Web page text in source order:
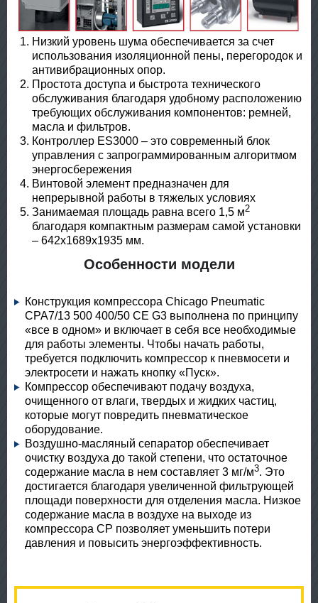
Низкий уровень шума обеспечивается за счет
использования изоляционной пены, перегородок и
антивибрационных опор.
Простота доступа и быстрота технического
обслуживания благодаря удобному расположению
требующих обслуживания компонентов: ремней,
масла и фильтров.
Контроллер ES3000 – это современный блок
управления с запрограммированным алгоритмом
энергосбережения
Винтовой элемент предназначен для
непрерывной работы в тяжелых условиях
Занимаемая площадь равна всего 1,5 м2
благодаря компактным размерам самой установки
– 642x1689x1935 мм.
Особенности модели
Конструкция компрессора Chicago Pneumatic
CPA7/13 500 400/50 CE G3 выполнена по принципу
«все в одном» и включает в себя все необходимые
для работы элементы. Чтобы начать работы,
требуется подключить компрессор к пневмосети и
электросети и нажать кнопку «Пуск».
Компрессор обеспечивают подачу воздуха,
очищенного от влаги, твердых и жидких частиц,
которые могут повредить пневматическое
оборудование.
Воздушно-масляный сепаратор обеспечивает
очистку воздуха до такой степени, что остаточное
содержание масла в нем составляет 3 мг/м3. Это
достигается благодаря увеличенной фильтрующей
площади поверхности для отделения масла. Низкое
содержание масла в воздухе на выходе из
компрессора CP позволяет уменьшить потери
давления и повысить энергоэффективность.